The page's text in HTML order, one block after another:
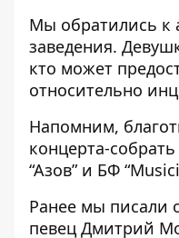
Мы обратились к
заведения.
кто может
относительно
Напомним,
концерта-
“Азов” и БФ
Ранее мы писали
певец Дмитрий